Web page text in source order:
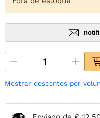
Mostrar descontos por